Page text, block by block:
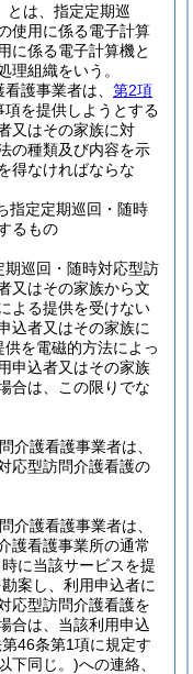
とは、指定定期巡
使用に係る電子計算
に係る電子計算機と
理組織をいう。
護事業者は、 第2項
項を提供しようとする
又はその家族に対
の種類及び内容を示
得なければならな
指定定期巡回・随時
るもの
巡回・随時対応型訪
又はその家族から文
よる提供を受けない
込者又はその家族に
を電磁的方法によっ
申込者又はその家族
合は、この限りでな
介護看護事業者は、
応型訪問介護看護の
介護看護事業者は、
護看護事業所の通常
に当該サービスを提
案し、利用申込者に
応型訪問介護看護を
合は、当該利用申込
46条第1項に規定す
下同じ。)への連絡、